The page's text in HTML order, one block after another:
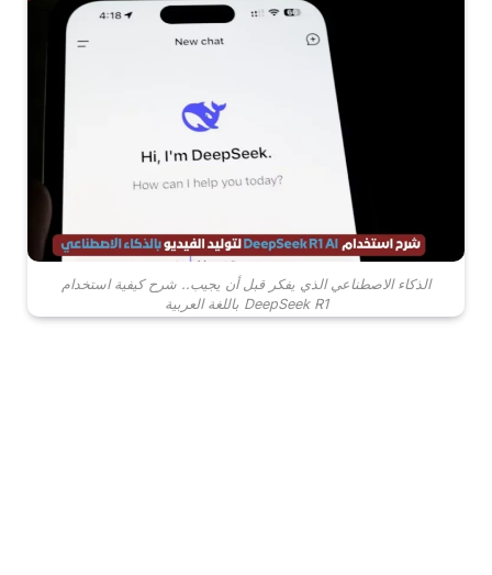
الذكاء الاصطناعي الذي يفكر قبل أن يجيب.. شرح كيفية استخدام
DeepSeek R1 باللغة العربية